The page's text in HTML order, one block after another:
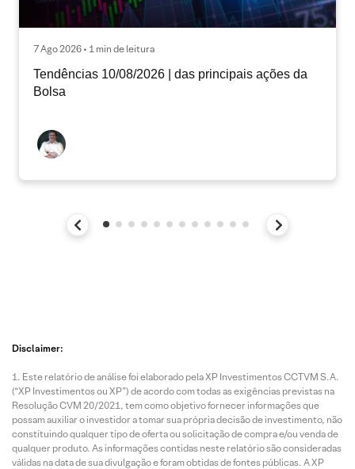
7 Ago 2026 • 1 min de leitura
Tendências 10/08/2026 | das principais ações da
Bolsa
Disclaimer:
Este relatório de análise foi elaborado pela XP Investimentos CCTVM S.A.
(“XP Investimentos ou XP”) de acordo com todas as exigências previstas na
Resolução CVM 20/2021, tem como objetivo fornecer informações que
possam auxiliar o investidor a tomar sua própria decisão de investimento, não
constituindo qualquer tipo de oferta ou solicitação de compra e/ou venda de
qualquer produto. As informações contidas neste relatório são consideradas
válidas na data de sua divulgação e foram obtidas de fontes públicas. A XP